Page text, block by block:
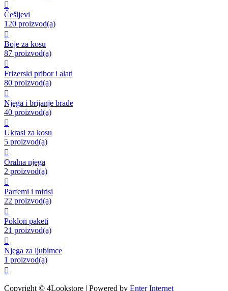

Češljevi
120 proizvod(a)

Boje za kosu
87 proizvod(a)

Frizerski pribor i alati
80 proizvod(a)

Njega i brijanje brade
40 proizvod(a)

Ukrasi za kosu
5 proizvod(a)

Oralna njega
2 proizvod(a)

Parfemi i mirisi
22 proizvod(a)

Poklon paketi
21 proizvod(a)

Njega za ljubimce
1 proizvod(a)

Copyright © 4Lookstore | Powered by Enter Internet